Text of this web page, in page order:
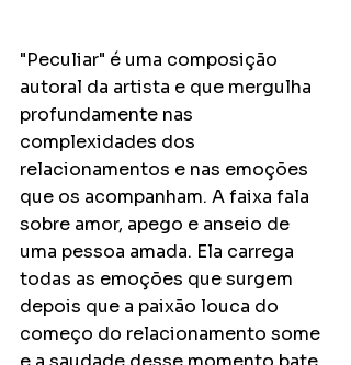
"Peculiar" é uma composição
autoral da artista e que mergulha
profundamente nas
complexidades dos
relacionamentos e nas emoções
que os acompanham. A faixa fala
sobre amor, apego e anseio de
uma pessoa amada. Ela carrega
todas as emoções que surgem
depois que a paixão louca do
começo do relacionamento some